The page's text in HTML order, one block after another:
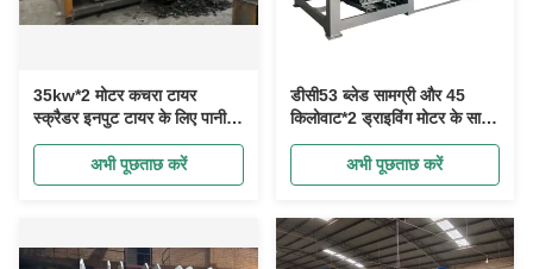
35kw*2 मोटर कचरा टायर
स्क्रैडर इनपुट टायर के लिए पानी
ठंडा के साथ आकार 1200 मिमी से
अभी पूछताछ करें
डीसी53 ब्लेड सामग्री और 45
किलोवाट*2 ड्राइविंग मोटर के साथ
हाई पावर टायर श्रेडर प्रति घंटे 5
टन टायर प्रोसेस कर सकता है
अभी पूछताछ करें